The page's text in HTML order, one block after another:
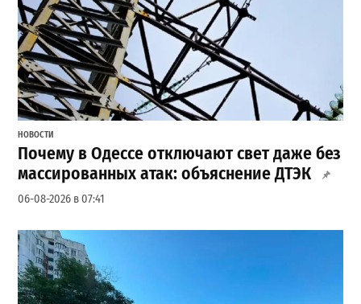
НОВОСТИ
Почему в Одессе отключают свет даже без
массированных атак: объяснение ДТЭК
06-08-2026 в 07:41